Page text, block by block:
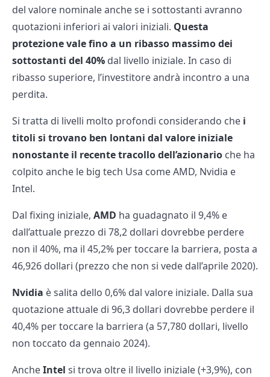
del valore nominale anche se i sottostanti avranno
quotazioni inferiori ai valori iniziali. Questa
protezione vale fino a un ribasso massimo dei
sottostanti del 40% dal livello iniziale. In caso di
ribasso superiore, l’investitore andrà incontro a una
perdita.
Si tratta di livelli molto profondi considerando che i
titoli si trovano ben lontani dal valore iniziale
nonostante il recente tracollo dell’azionario che ha
colpito anche le big tech Usa come AMD, Nvidia e
Intel.
Dal fixing iniziale, AMD ha guadagnato il 9,4% e
dall’attuale prezzo di 78,2 dollari dovrebbe perdere
non il 40%, ma il 45,2% per toccare la barriera, posta a
46,926 dollari (prezzo che non si vede dall’aprile 2020).
Nvidia è salita dello 0,6% dal valore iniziale. Dalla sua
quotazione attuale di 96,3 dollari dovrebbe perdere il
40,4% per toccare la barriera (a 57,780 dollari, livello
non toccato da gennaio 2024).
AncheIntel si trova oltre il livello iniziale (+3,9%), con